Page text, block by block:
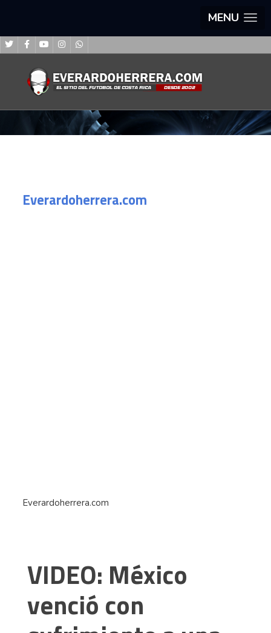
MENU
Everardoherrera.com
Everardoherrera.com
VIDEO: México
venció con